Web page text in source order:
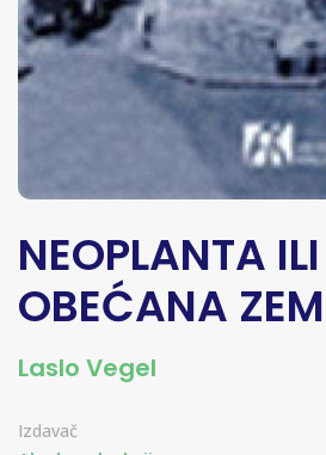
NEOPLANTA ILI
OBEĆANA
Laslo Vegel
Izdavač